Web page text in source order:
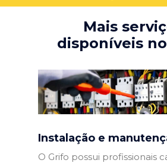
Mais
disponíveis
Instalação e
O Grifo possui profissionais